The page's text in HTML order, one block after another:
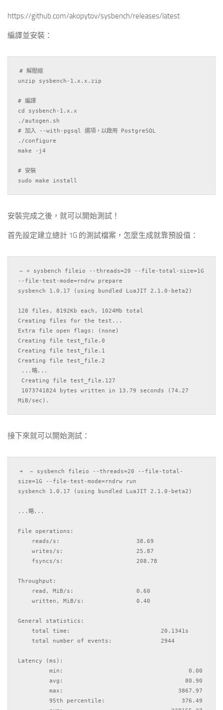
https://github.com/akopytov/sysbench/releases/latest
編譯並安裝：
# 解壓縮
unzip sysbench-1.x.x.zip
# 編譯
cd sysbench-1.x.x
./autogen.sh
# 加入 --with-pgsql 選項，以啟用 PostgreSQL
./configure
make -j4
# 安裝
安裝完成之後，就可以開始測試！
首先設定建立總計 1G 的測試檔案，怎麼生成就靠預設值：
~ » sysbench fileio --threads=20 --file-total-size=1G
--file-test-mode=rndrw prepare
sysbench 1.0.17 (using bundled LuaJIT 2.1.0-beta2)
128 files, 8192Kb each, 1024Mb total
Creating files for the test...
Extra file open flags: (none)
Creating file test_file.0
Creating file test_file.1
Creating file test_file.2
接下來就可以開始測試：
➜  ~ sysbench fileio --threads=20 --file-total-
size=1G --file-test-mode=rndrw run
sysbench 1.0.17 (using bundled LuaJIT 2.1.0-beta2)
...略...
File operations:
Throughput:
General statistics:
Latency (ms):